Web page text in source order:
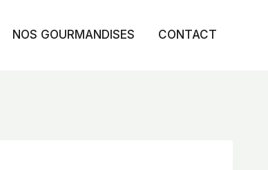
NOS GOURMANDISES CONTACT